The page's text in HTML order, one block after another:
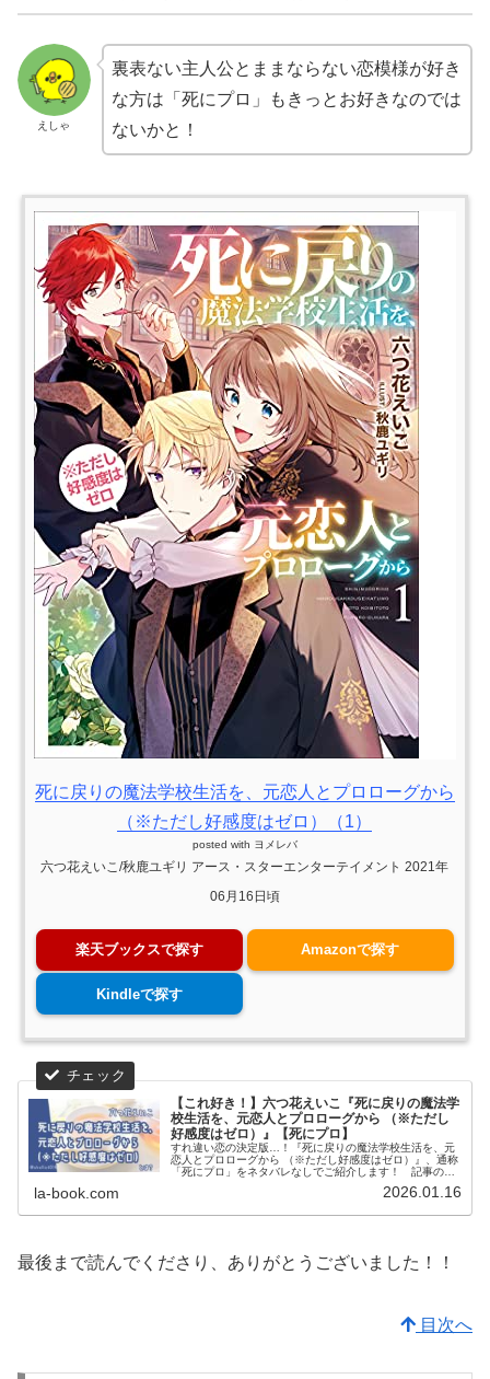
えしゃ
裏表ない主人公とままならない恋模様が好き
な方は「死にプロ」もきっとお好きなのでは
ないかと！
死に戻りの魔法学校生活を、元恋人とプロローグから
（※ただし好感度はゼロ）（1）
posted with ヨメレバ
六つ花えいこ/秋鹿ユギリ アース・スターエンターテイメント 2021年
06月16日頃
楽天ブックスで探す Amazonで探す
Kindleで探す
【これ好き！】六つ花えいこ『死に戻りの魔法学
校生活を、元恋人とプロローグから （※ただし
好感度はゼロ）』【死にプロ】
すれ違い恋の決定版…！『死に戻りの魔法学校生活を、元
恋人とプロローグから （※ただし好感度はゼロ）』、通称
「死にプロ」をネタバレなしでご紹介します！ 記事の最
la-book.com 2026.01.16
最後まで読んでくださり、ありがとうございました！！
目次へ